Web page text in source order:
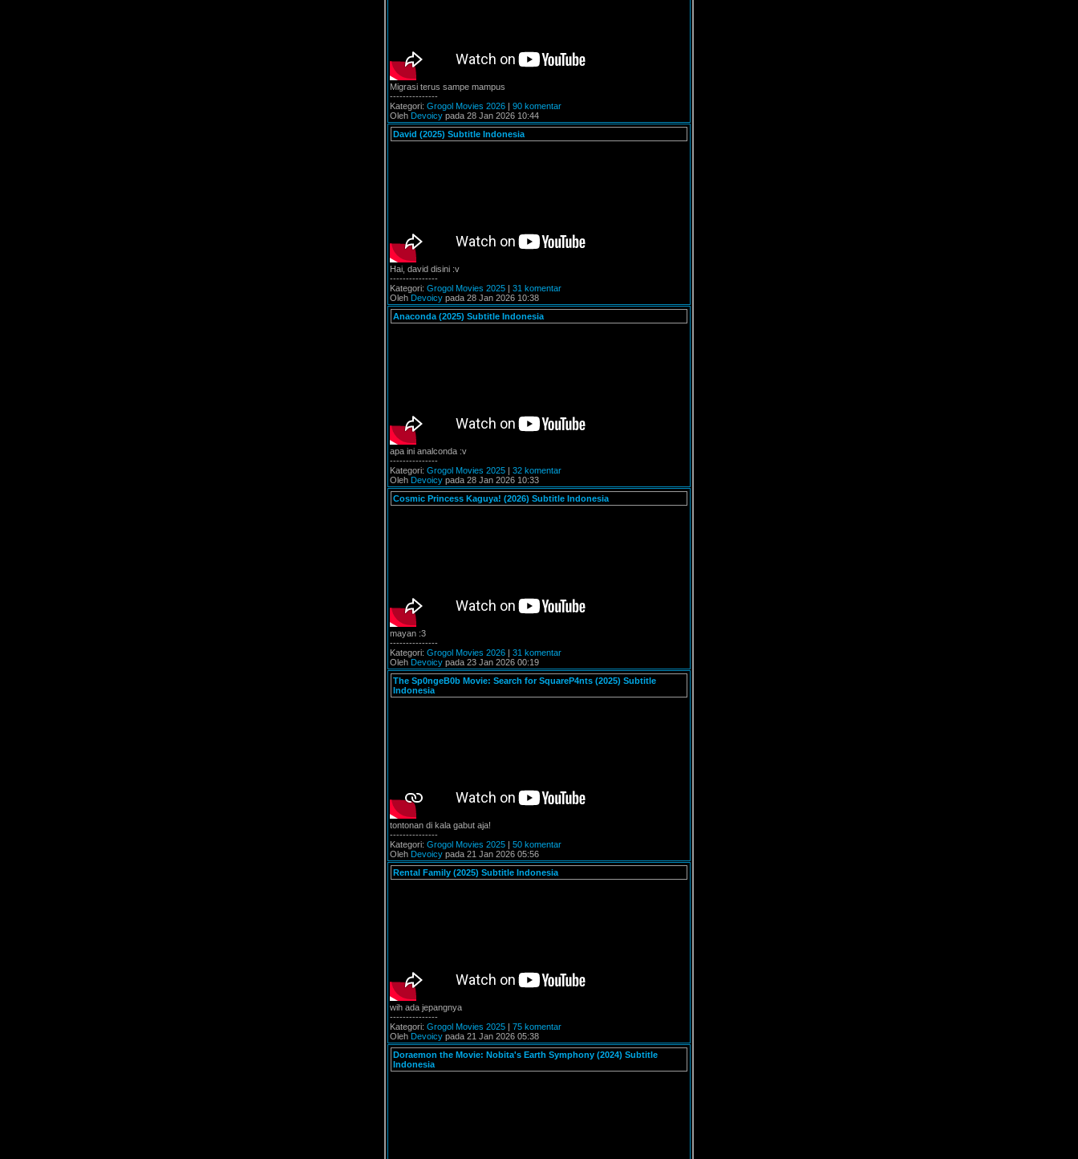
Migrasi terus sampe mampus
---------------
Kategori: Grogol Movies 2026 | 90 komentar
Oleh Devoicy pada 28 Jan 2026 10:44
David (2025) Subtitle Indonesia
Hai, david disini :v
---------------
Kategori: Grogol Movies 2025 | 31 komentar
Oleh Devoicy pada 28 Jan 2026 10:38
Anaconda (2025) Subtitle Indonesia
apa ini analconda :v
---------------
Kategori: Grogol Movies 2025 | 32 komentar
Oleh Devoicy pada 28 Jan 2026 10:33
Cosmic Princess Kaguya! (2026) Subtitle Indonesia
mayan :3
---------------
Kategori: Grogol Movies 2026 | 31 komentar
Oleh Devoicy pada 23 Jan 2026 00:19
The Sp0ngeB0b Movie: Search for SquareP4nts (2025) Subtitle
Indonesia
tontonan di kala gabut aja!
---------------
Kategori: Grogol Movies 2025 | 50 komentar
Oleh Devoicy pada 21 Jan 2026 05:56
Rental Family (2025) Subtitle Indonesia
wih ada jepangnya
---------------
Kategori: Grogol Movies 2025 | 75 komentar
Oleh Devoicy pada 21 Jan 2026 05:38
Doraemon the Movie: Nobita's Earth Symphony (2024) Subtitle
Indonesia